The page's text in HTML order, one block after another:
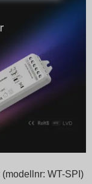
WT-SPI)